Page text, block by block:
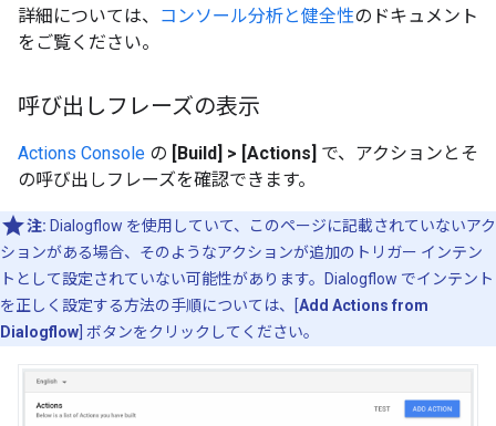
詳細については、 コンソール分析と健全性のドキュメント
をご覧ください。
呼び出しフレーズの表示
Actions Console の [Build] > [Actions] で、アクションとそ
の呼び出しフレーズを確認できます。
注: Dialogflow を使用していて、このページに記載されていないアク
ションがある場合、そのようなアクションが追加のトリガー インテン
トとして設定されていない可能性があります。Dialogflow でインテント
を正しく設定する方法の手順については、[Add Actions from
Dialogflow ] ボタンをクリックしてください。